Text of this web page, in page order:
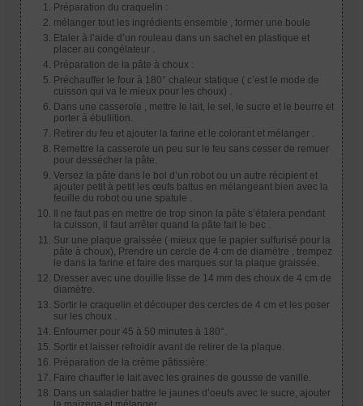
Préparation du craquelin :
mélanger tout les ingrédients ensemble , former une boule
Etaler à l’aide d’un rouleau dans un sachet en plastique et
placer au congélateur .
Préparation de la pâte à choux :
Préchauffer le four à 180° chaleur statique ( c’est le mode de
cuisson qui va le mieux pour les choux) .
Dans une casserole , mettre le lait, le sel, le sucre et le beurre et
porter à ébullition.
Retirer du feu et ajouter la farine et le colorant et mélanger .
Remettre la casserole un peu sur le feu sans cesser de remuer
pour dessécher la pâte.
Versez la pâte dans le bol d’un robot ou un autre récipient et
ajouter petit à petit les œufs battus en mélangeant bien avec la
feuille du robot ou une spatule .
Il ne faut pas en mettre de trop sinon la pâte s’étalera pendant
la cuisson, il faut arrêter quand la pâte fait le bec .
Sur une plaque graissée ( mieux que le papier sulfurisé pour la
pâte à choux), Prendre un cercle de 4 cm de diamètre , trempez
le dans la farine et faire des marques sur la plaque graissée.
Dresser avec une douille lisse de 14 mm des choux de 4 cm de
diamètre.
Sortir le craquelin et découper des cercles de 4 cm et les poser
sur les choux .
Enfourner pour 45 à 50 minutes à 180°.
Sortir et laisser refroidir avant de retirer de la plaque.
Préparation de la crème pâtissière:
Faire chauffer le lait avec les graines de gousse de vanille.
Dans un saladier battre le jaunes d’oeufs avec le sucre, ajouter